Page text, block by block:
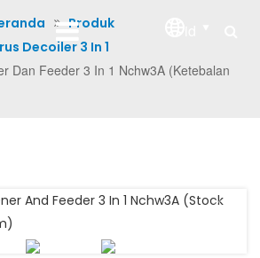
Produk
Decoiler 3 In 1
Dan Feeder 3 In 1 Nchw3A (Ketebalan